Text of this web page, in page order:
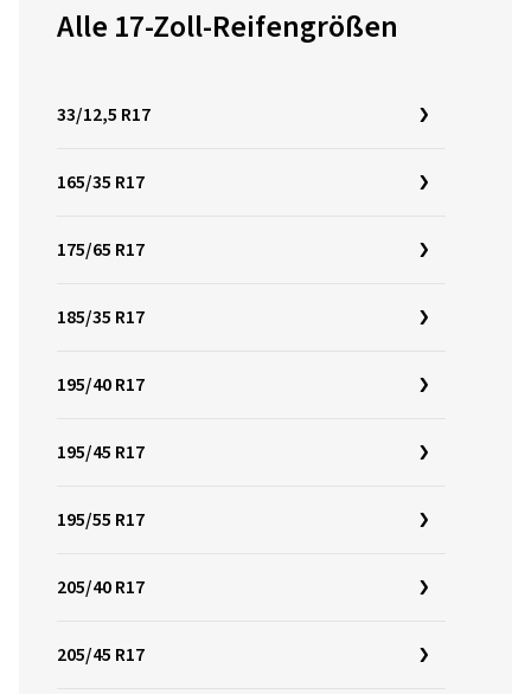
Alle 17-Zoll-Reifengrößen
33/12,5 R17
165/35 R17
175/65 R17
185/35 R17
195/40 R17
195/45 R17
195/55 R17
205/40 R17
205/45 R17